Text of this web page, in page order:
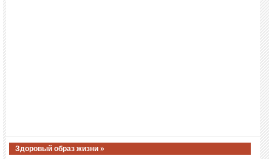
Здоровый образ жизни »